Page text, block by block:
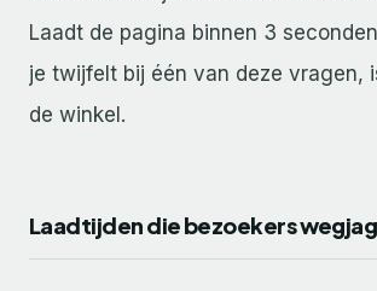
Laadt de pagina binnen 3
je twijfelt bij één van deze vragen,
de winkel.
Laadtijden die bezoekers